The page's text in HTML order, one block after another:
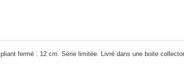
fermé : 12 cm. Série limitée. Livré dans une boite